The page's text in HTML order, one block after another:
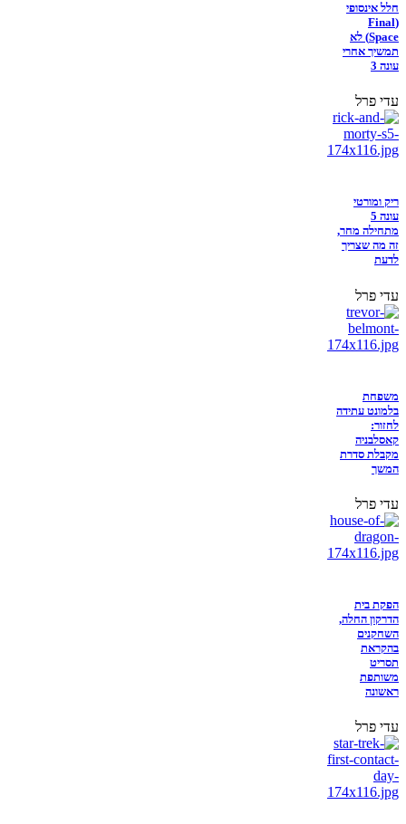
חלל אינסופי
(Final
Space) לא
תמשיך אחרי
עונה 3
עדי פרל
ריק ומורטי
עונה 5
מתחילה מחר,
זה מה שצריך
לדעת
עדי פרל
משפחת
בלמונט עתידה
לחזור:
קאסלבניה
מקבלת סדרת
המשך
עדי פרל
הפקת בית
הדרקון החלה,
השחקנים
בהקראת
תסריט
משותפת
ראשונה
עדי פרל